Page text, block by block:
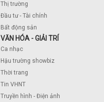
Thị trường
Đầu tư - Tài chính
Bất động sản
VĂN HÓA - GIẢI TRÍ
Ca nhạc
Hậu trường showbiz
Thời trang
Tin VHNT
Truyền hình - Điện ảnh